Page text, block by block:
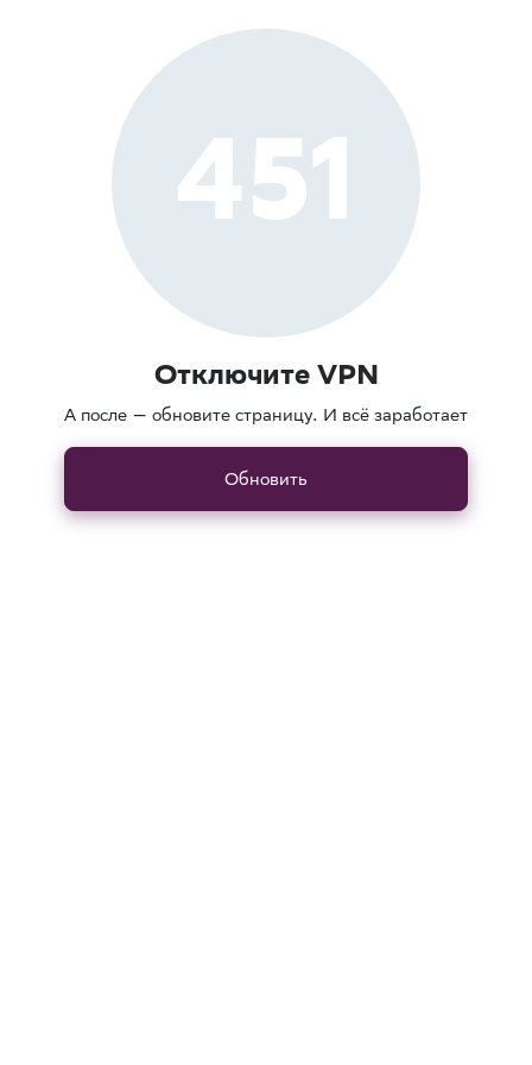
451
Отключите VPN
А после — обновите страницу. И всё заработает
Обновить